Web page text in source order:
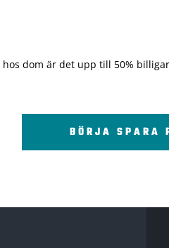
dom är det upp till 50%
BÖRJA SPARA